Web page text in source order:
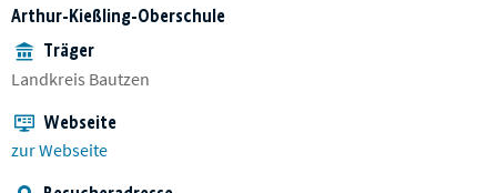
Arthur-Kießling-Oberschule
Träger
Landkreis Bautzen
Webseite
zur Webseite